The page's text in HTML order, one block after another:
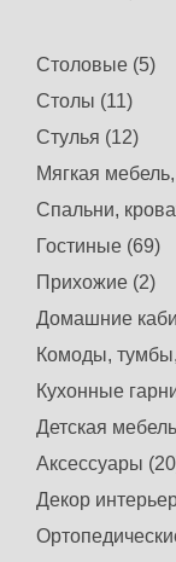
Столовые (5)
Столы (11)
Стулья (12)
Мягкая
Спальни,
Гостиные (69)
Прихожие (2)
Домашние
Комоды,
Кухонные
Детская
Аксессуары
Декор